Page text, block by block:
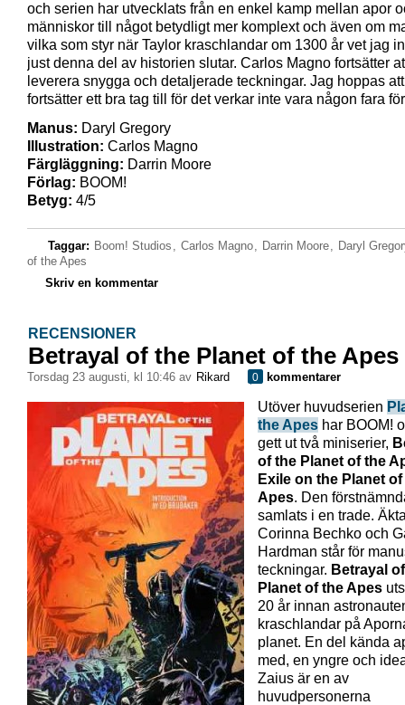
och serien har utvecklats från en enkel kamp mellan apor
människor till något betydligt mer komplext och även om
vilka som styr när Taylor kraschlandar om 1300 år vet jag
just denna del av historien slutar. Carlos Magno fortsätter
leverera snygga och detaljerade teckningar. Jag hoppas
fortsätter ett bra tag till för det verkar inte vara någon fara
Manus: Daryl Gregory
Illustration: Carlos Magno
Färgläggning: Darrin Moore
Förlag: BOOM!
Betyg: 4/5
Taggar: Boom! Studios , Carlos Magno, Darrin Moore, Daryl
of the Apes
Skriv en kommentar
RECENSIONER
Betrayal of the Planet of the Apes
torsdag 23 augusti, kl 10:46 av Rikard 0 kommentarer
Utöver huvudserien
the Apes har BOOM!
gett ut två miniserier,
of the Planet of the
Exile on the Planet
Apes. Den
samlats i en trade.
Corinna Bechko och
Hardman står för
teckningar. Betrayal
Planet of the Apes
20 år innan
kraschlandar på
planet. En del kända
med, en yngre och
Zaius är en av
huvudpersonerna